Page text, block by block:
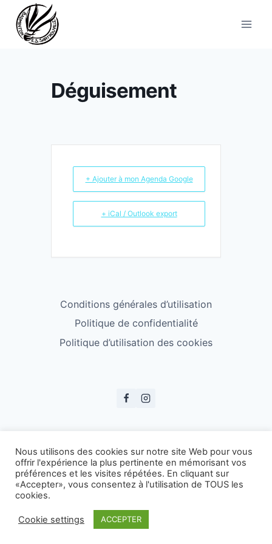
contenu
Déguisement
+ Ajouter à mon Agenda Google
+ iCal / Outlook export
Conditions générales d’utilisation
Politique de confidentialité
Politique d’utilisation des cookies
Nous utilisons des cookies sur notre site Web pour vous
offrir l'expérience la plus pertinente en mémorisant vos
préférences et les visites répétées. En cliquant sur
«Accepter», vous consentez à l'utilisation de TOUS les
cookies.
Cookie settings ACCEPTER